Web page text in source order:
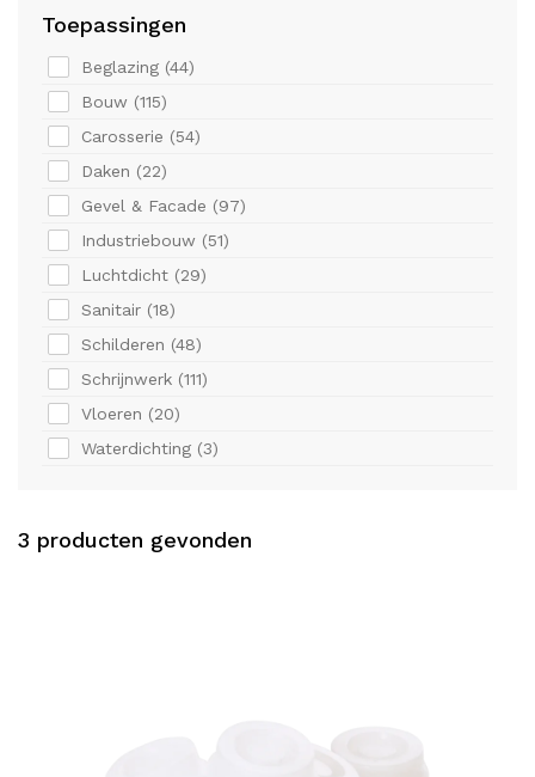
Toepassingen
Beglazing (44)
Bouw (115)
Carosserie (54)
Daken (22)
Gevel & Facade (97)
Industriebouw (51)
Luchtdicht (29)
Sanitair (18)
Schilderen (48)
Schrijnwerk (111)
Vloeren (20)
Waterdichting (3)
3 producten gevonden